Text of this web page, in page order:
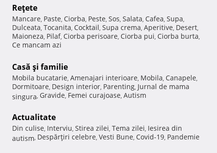
Reţete
Mancare, Paste, Ciorba, Peste, Sos, Salata, Cafea, Supa,
Dulceata, Tocanita, Cocktail, Supa crema, Aperitive, Desert,
Maioneza, Pilaf, Ciorba perisoare, Ciorba pui, Ciorba burta,
Ce mancam azi
Casă şi familie
Mobila bucatarie, Amenajari interioare, Mobila, Canapele,
Dormitoare, Design interior, Parenting, Jurnal de mama
singura, Gravide, Femei curajoase, Autism
Actualitate
Din culise, Interviu, Stirea zilei, Tema zilei, Iesirea din
autism, Despărţiri celebre, Vesti Bune, Covid-19, Pandemie